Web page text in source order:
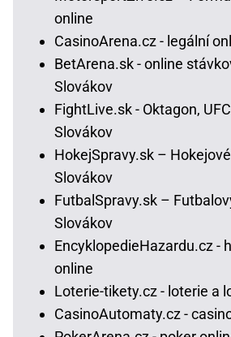
online
CasinoArena.cz - legální
BetArena.sk - online
Slovákov
FightLive.sk - Oktagon,
Slovákov
HokejSpravy.sk –
Slovákov
FutbalSpravy.sk –
Slovákov
EncyklopedieHazardu.cz -
online
Loterie-tikety.cz - loterie a
CasinoAutomaty.cz -